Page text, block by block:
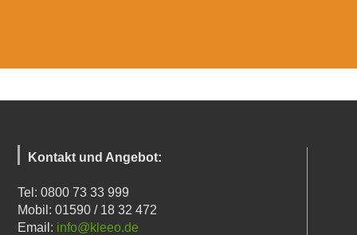
Kontakt und Angebot:
Tel: 0800 73 33 999
Mobil: 01590 / 18 32 472
Email: info@kleeo.de